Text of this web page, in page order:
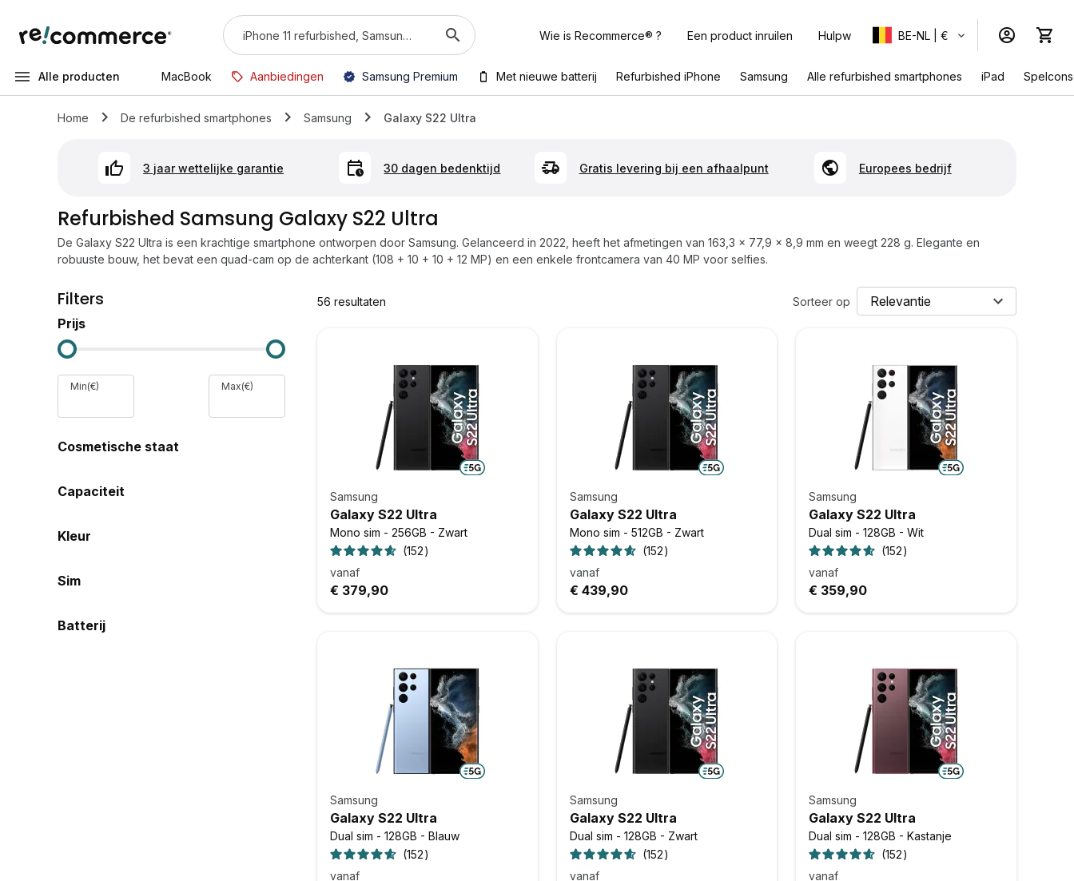
Wie is Recommerce® ? Een product inruilen Hulpw BE-NL | €
Alle producten MacBook Aanbiedingen Samsung Premium Met nieuwe batterij Refurbished iPhone Samsung Alle refurbished smartphones iPad
Home De refurbished smartphones Samsung Galaxy S22 Ultra
3 jaar wettelijke garantie 30 dagen bedenktijd Gratis levering bij een afhaalpunt Europees bedrijf
Refurbished Samsung Galaxy S22 Ultra
De Galaxy S22 Ultra is een krachtige smartphone ontworpen door Samsung. Gelanceerd in 2022, heeft het afmetingen van 163,3 x 77,9 x 8,9 mm en weegt 228 g. Elegante en
robuuste bouw, het bevat een quad-cam op de achterkant (108 + 10 + 10 + 12 MP) en een enkele frontcamera van 40 MP voor selfies.
Sorteer op
56 resultaten
Samsung
Galaxy S22 Ultra
Mono sim - 256GB - Zwart
152
vanaf
€ 379,90
Samsung
Galaxy S22 Ultra
Mono sim - 512GB - Zwart
152
vanaf
€ 439,90
Samsung
Galaxy S22 Ultra
Dual sim - 128GB - Wit
152
vanaf
€ 359,90
Samsung
Galaxy S22 Ultra
Dual sim - 128GB - Blauw
152
vanaf
Samsung
Galaxy S22 Ultra
Dual sim - 128GB - Zwart
152
vanaf
Samsung
Galaxy S22 Ultra
Dual sim - 128GB - Kastanje
152
vanaf
Filters
Prijs
Min(€) Max(€)
Cosmetische staat
Capaciteit
Kleur
Sim
Batterij